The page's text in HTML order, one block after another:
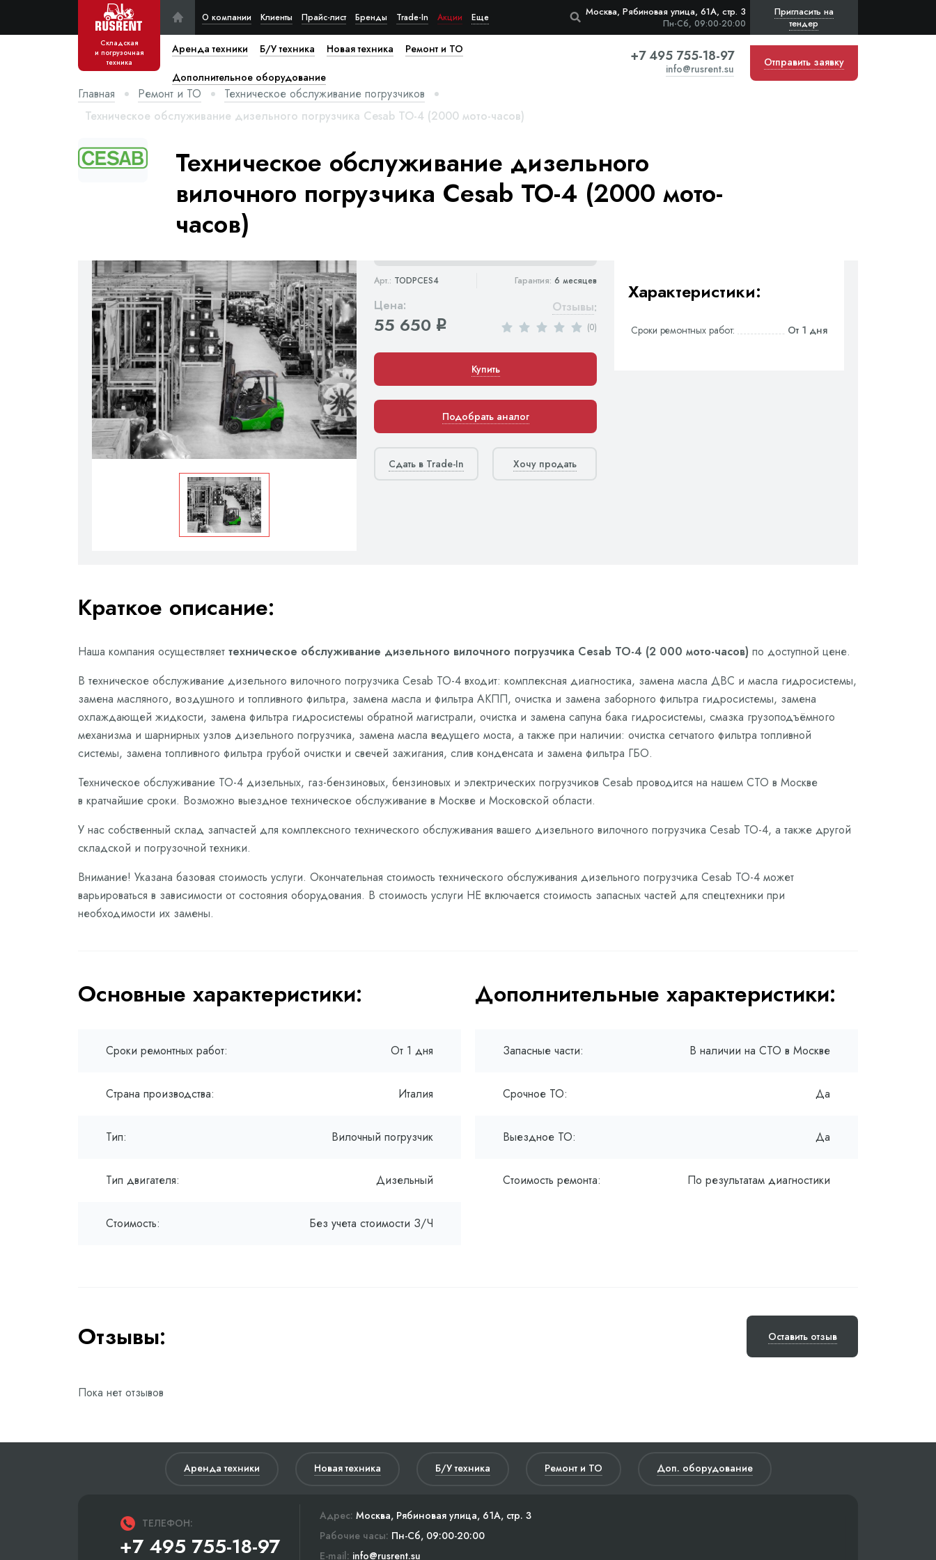
Складская
и погрузочная
техника
О компании Клиенты Прайс-лист Бренды Trade-In Акции Еще Москва, Рябиновая улица, 61А, стр. 3
Пн-Сб, 09:00-20:00
Пригласить на
тендер
Аренда техники Б/У техника Новая техника Ремонт и ТО
Дополнительное оборудование
+7 495 755-18-97
info@rusrent.su Отправить заявку
Главная Ремонт и ТО
Техническое обслуживание погрузчиков
Техническое обслуживание дизельного погрузчика Cesab ТО-4 (2000 мото-часов)
Техническое обслуживание дизельного
вилочного погрузчика Cesab ТО-4 (2000 мото-
часов)
Арт.: TODPCES4 Гарантия: 6 месяцев
Цена:
55 650 q
Отзывы:
(0)
Купить
Подобрать аналог
Сдать в Trade-In Хочу продать
Характеристики:
Сроки ремонтных работ: От 1 дня
Краткое описание:
Наша компания осуществляет техническое обслуживание дизельного вилочного погрузчика Cesab ТО-4 (2 000 мото-часов) по доступной цене.
В техническое обслуживание дизельного вилочного погрузчика Cesab ТО-4 входит: комплексная диагностика, замена масла ДВС и масла гидросистемы,
замена масляного, воздушного и топливного фильтра, замена масла и фильтра АКПП, очистка и замена заборного фильтра гидросистемы, замена
охлаждающей жидкости, замена фильтра гидросистемы обратной магистрали, очистка и замена сапуна бака гидросистемы, смазка грузоподъёмного
механизма и шарнирных узлов дизельного погрузчика, замена масла ведущего моста, а также при наличии: очистка сетчатого фильтра топливной
системы, замена топливного фильтра грубой очистки и свечей зажигания, слив конденсата и замена фильтра ГБО.
Техническое обслуживание ТО-4 дизельных, газ-бензиновых, бензиновых и электрических погрузчиков Cesab проводится на нашем СТО в Москве
в кратчайшие сроки. Возможно выездное техническое обслуживание в Москве и Московской области.
У нас собственный склад запчастей для комплексного технического обслуживания вашего дизельного вилочного погрузчика Cesab ТО-4, а также другой
складской и погрузочной техники.
Внимание! Указана базовая стоимость услуги. Окончательная стоимость технического обслуживания дизельного погрузчика Cesab ТО-4 может
варьироваться в зависимости от состояния оборудования. В стоимость услуги НЕ включается стоимость запасных частей для спецтехники при
необходимости их замены.
Основные характеристики:
Сроки ремонтных работ: От 1 дня
Страна производства: Италия
Тип: Вилочный погрузчик
Тип двигателя: Дизельный
Стоимость: Без учета стоимости З/Ч
Дополнительные характеристики:
Запасные части: В наличии на СТО в Москве
Срочное ТО: Да
Выездное ТО: Да
Стоимость ремонта: По результатам диагностики
Отзывы: Оставить отзыв
Пока нет отзывов
Аренда техники Новая техника Б/У техника Ремонт и ТО Доп. оборудование
ТЕЛЕФОН:
+7 495 755-18-97
Адрес: Москва, Рябиновая улица, 61А, стр. 3
Рабочие часы: Пн-Сб, 09:00-20:00
E-mail: info@rusrent.su